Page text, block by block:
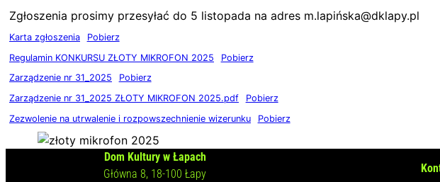
Zgłoszenia prosimy przesyłać do 5 listopada na adres m.lapińska@dklapy.pl
Karta zgłoszenia
Pobierz
Regulamin KONKURSU ZŁOTY MIKROFON 2025
Pobierz
Zarządzenie nr 31_2025
Pobierz
Zarządzenie nr 31_2025 ZŁOTY MIKROFON 2025.pdf
Pobierz
Zezwolenie na utrwalenie i rozpowszechnienie wizerunku
Pobierz
Dom Kultury w Łapach
Główna 8, 18-100 Łapy